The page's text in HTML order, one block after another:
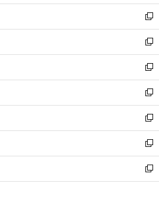
開
く
ウ
で
開
く
ン
ド
ウ
で
開
く
ウ
ィ
ン
ド
ウ
で
開
く
し
い
ウ
ィ
ン
ド
ウ
で
開
く
新
し
い
ウ
ィ
ン
ド
ウ
で
開
く
新
し
い
ウ
ィ
ン
ド
ウ
で
開
く
新
し
い
ウ
ィ
ン
ド
ウ
で
開
新
し
い
ウ
ィ
ン
ド
ウ
新
し
い
ウ
ィ
ン
新
し
い
ウ
新
し